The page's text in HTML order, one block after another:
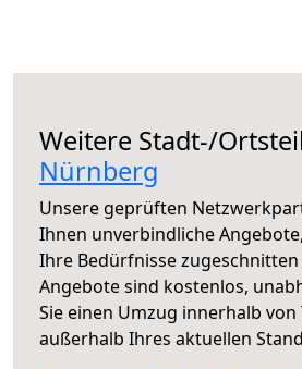
Weitere Stadt-/
Nürnberg
Unsere geprüften
Ihnen unverbindliche
Ihre Bedürfnisse zugeschnitten
Angebote sind kostenlos,
Sie einen Umzug innerhalb
außerhalb Ihres aktuellen